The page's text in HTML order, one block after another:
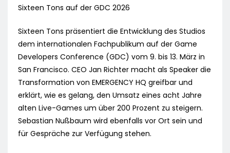
Sixteen Tons auf der GDC 2026
Sixteen Tons präsentiert die Entwicklung des Studios
dem internationalen Fachpublikum auf der Game
Developers Conference (GDC) vom 9. bis 13. März in
San Francisco. CEO Jan Richter macht als Speaker die
Transformation von EMERGENCY HQ greifbar und
erklärt, wie es gelang, den Umsatz eines acht Jahre
alten Live-Games um über 200 Prozent zu steigern.
Sebastian Nußbaum wird ebenfalls vor Ort sein und
für Gespräche zur Verfügung stehen.